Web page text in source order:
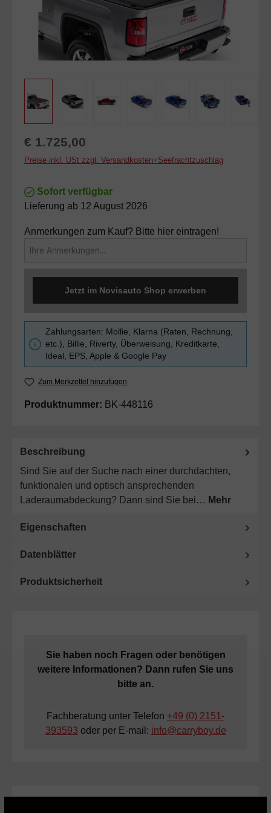
Regulärer Preis:
€ 1.725,00
Preise inkl. USt zzgl. Versandkosten+Seefrachtzuschlag
Sofort verfügbar
Lieferung ab 12 August 2026
Anmerkungen zum Kauf? Bitte hier eintragen!
Jetzt im Novisauto Shop erwerben
Zahlungsarten: Mollie, Klarna (Raten, Rechnung,
etc.), Billie, Riverty, Überweisung, Kreditkarte,
Ideal, EPS, Apple & Google Pay
Zum Merkzettel hinzufügen
Produktnummer: BK-448116
Beschreibung
Sind Sie auf der Suche nach einer durchdachten,
funktionalen und optisch ansprechenden
Laderaumabdeckung? Dann sind Sie bei… Mehr
Eigenschaften
Datenblätter
Produktsicherheit
Sie haben noch Fragen oder benötigen
weitere Informationen? Dann rufen Sie uns
bitte an.
Fachberatung unter Telefon +49 (0) 2151-
393593 oder per E-mail: info@carryboy.de